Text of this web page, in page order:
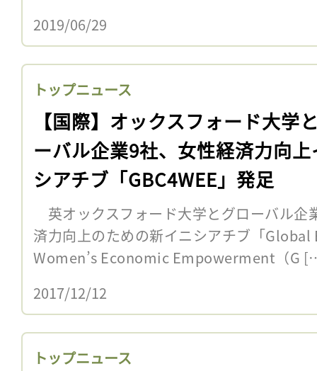
2019/06/29
トップニュース
【国際】オックスフォード大学
ーバル企業9社、女性経済力向上
シアチブ「GBC4WEE」発足
英オックスフォード大学とグローバル企
済力向上のための新イニシアチブ「
Women’s Economic Empowerment（G
2017/12/12
トップニュース